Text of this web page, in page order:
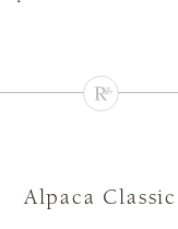
Alpaca Classic